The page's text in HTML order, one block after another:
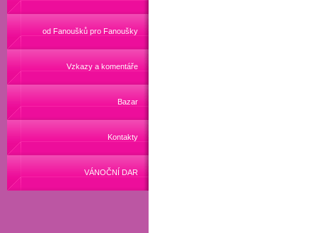
od Fanoušků pro Fanoušky
Vzkazy a komentáře
Bazar
Kontakty
VÁNOČNÍ DAR